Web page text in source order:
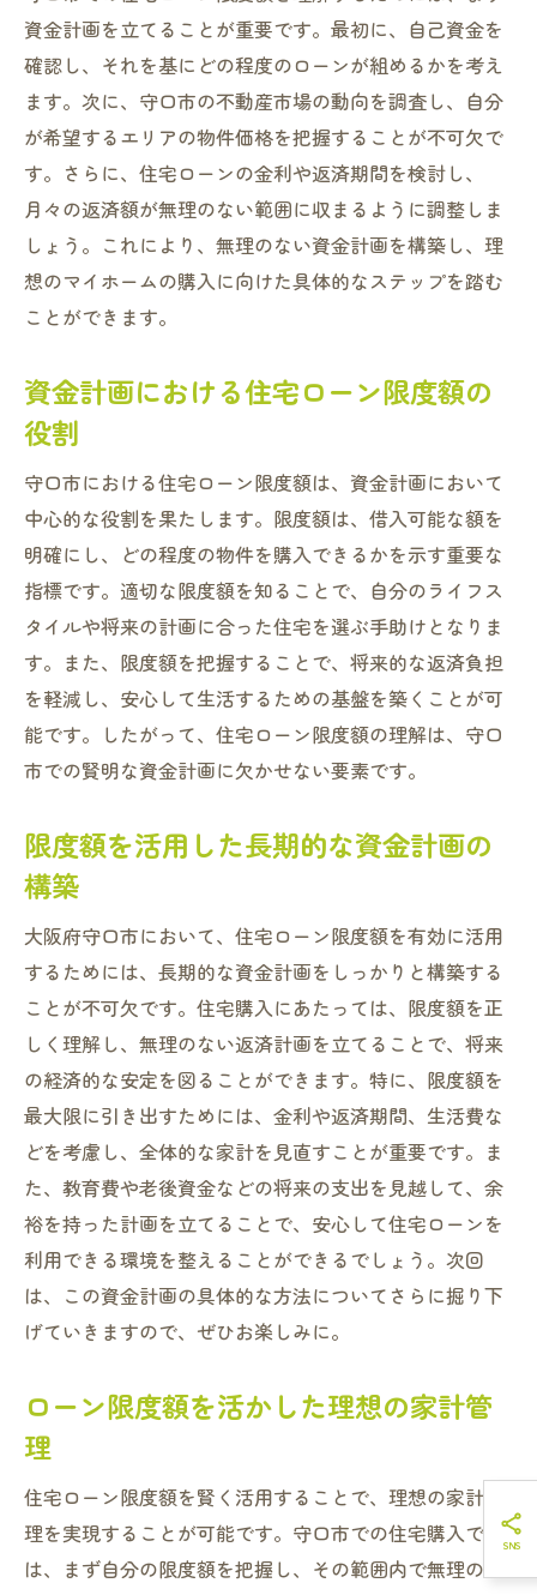
資金計画を立てることが重要です。最初に、自己資金を
確認し、それを基にどの程度のローンが組めるかを考え
ます。次に、守口市の不動産市場の動向を調査し、自分
が希望するエリアの物件価格を把握することが不可欠で
す。さらに、住宅ローンの金利や返済期間を検討し、
月々の返済額が無理のない範囲に収まるように調整しま
しょう。これにより、無理のない資金計画を構築し、理
想のマイホームの購入に向けた具体的なステップを踏む
ことができます。
資金計画における住宅ローン限度額の
役割
守口市における住宅ローン限度額は、資金計画において
中心的な役割を果たします。限度額は、借入可能な額を
明確にし、どの程度の物件を購入できるかを示す重要な
指標です。適切な限度額を知ることで、自分のライフス
タイルや将来の計画に合った住宅を選ぶ手助けとなりま
す。また、限度額を把握することで、将来的な返済負担
を軽減し、安心して生活するための基盤を築くことが可
能です。したがって、住宅ローン限度額の理解は、守口
市での賢明な資金計画に欠かせない要素です。
限度額を活用した長期的な資金計画の
構築
大阪府守口市において、住宅ローン限度額を有効に活用
するためには、長期的な資金計画をしっかりと構築する
ことが不可欠です。住宅購入にあたっては、限度額を正
しく理解し、無理のない返済計画を立てることで、将来
の経済的な安定を図ることができます。特に、限度額を
最大限に引き出すためには、金利や返済期間、生活費な
どを考慮し、全体的な家計を見直すことが重要です。ま
た、教育費や老後資金などの将来の支出を見越して、余
裕を持った計画を立てることで、安心して住宅ローンを
利用できる環境を整えることができるでしょう。次回
は、この資金計画の具体的な方法についてさらに掘り下
げていきますので、ぜひお楽しみに。
ローン限度額を活かした理想の家計管
理
住宅ローン限度額を賢く活用することで、理想の家計管
理を実現することが可能です。守口市での住宅購入で
は、まず自分の限度額を把握し、その範囲内で無理のな